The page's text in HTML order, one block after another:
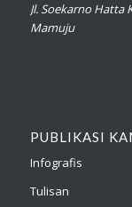
Jl. Soekarno Hatta
Mamuju
PUBLIKASI
Infografis
Tulisan